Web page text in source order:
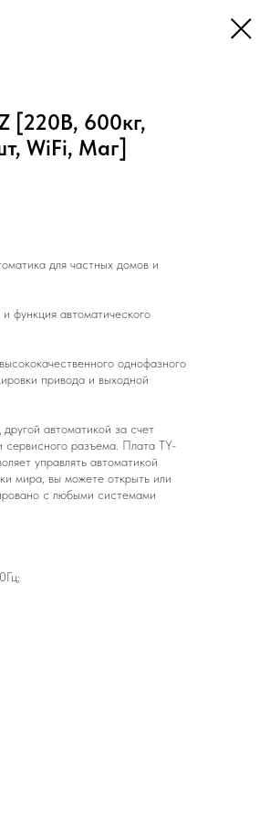
[220В, 600кг,
WiFi, Маг]
для частных домов и
функция автоматического
однофазного
привода и выходной
автоматикой за счет
разъема. Плата TY-
управлять автоматикой
мира, вы можете открыть или
с любыми системами